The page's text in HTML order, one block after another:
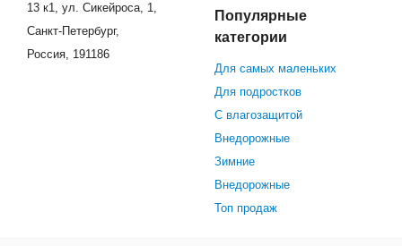
13 к1, ул. Сикейроса, 1,
Санкт-Петербург,
Россия, 191186
Популярные
категории
Для самых маленьких
Для подростков
С влагозащитой
Внедорожные
Зимние
Внедорожные
Топ продаж